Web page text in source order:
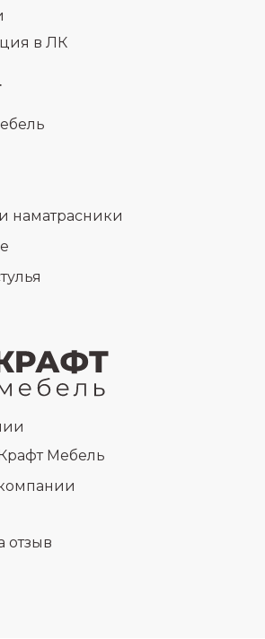
в ЛК
наматрасники
Мебель
отзыв